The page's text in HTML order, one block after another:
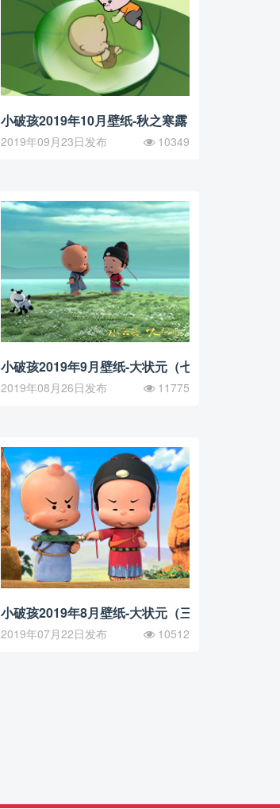
小破孩2019年10月壁纸-秋之寒露
2019年09月23日发布 10349
小破孩2019年9月壁纸-大状元（七）
2019年08月26日发布 11775
小破孩2019年8月壁纸-大状元（三）
2019年07月22日发布 10512